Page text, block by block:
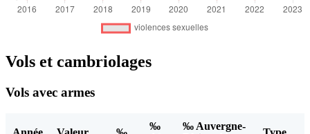
Vols et cambriolages
Vols avec armes
‰
‰ Auvergne-